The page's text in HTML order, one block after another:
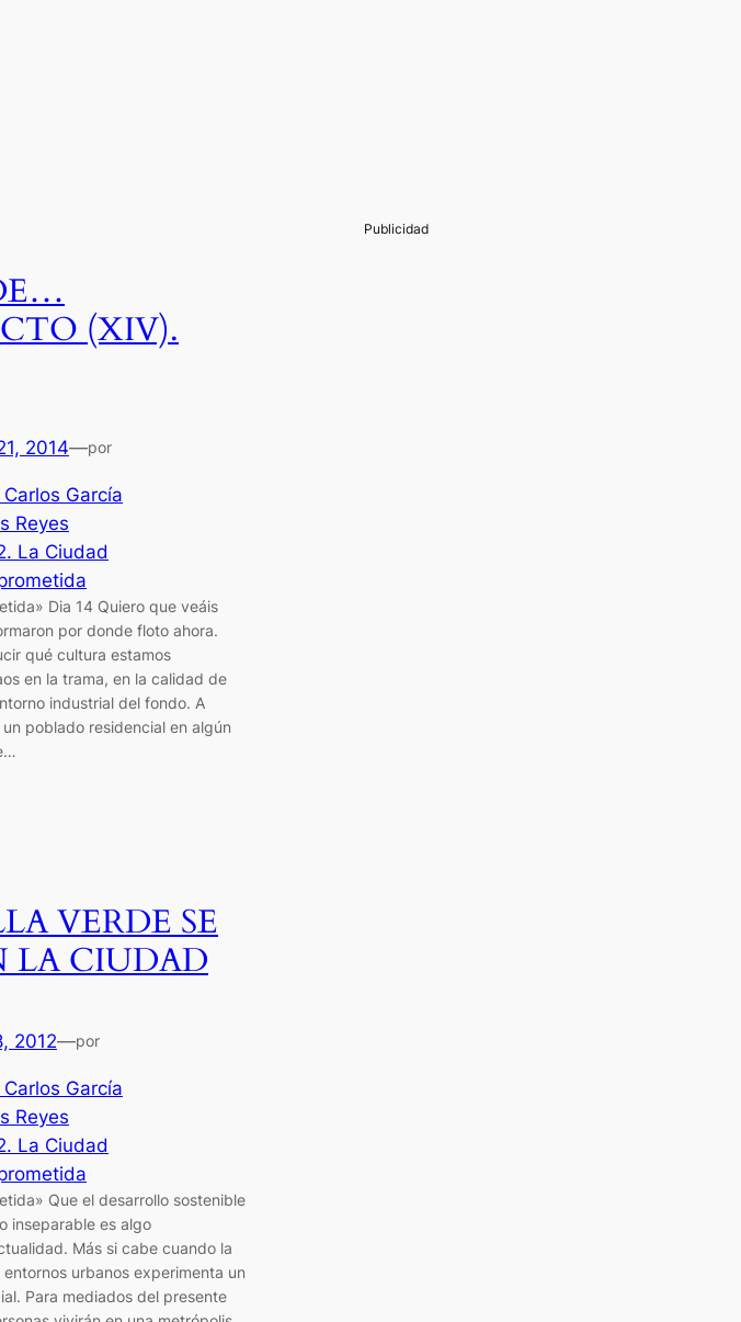
(XIV).
2014—por
García
Reyes
La Ciudad
Dia 14 Quiero que veáis
por donde floto ahora.
qué cultura estamos
en la trama, en la calidad de
industrial del fondo. A
poblado residencial en algún
VERDE SE
LA CIUDAD
2012—por
García
Reyes
La Ciudad
Que el desarrollo sostenible
inseparable es algo
Más si cabe cuando la
urbanos experimenta un
Para mediados del presente